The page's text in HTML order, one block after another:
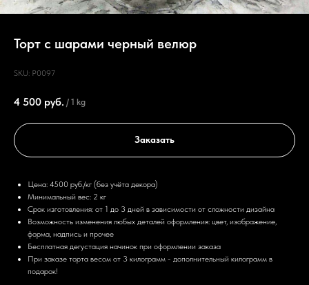
Торт с шарами черный велюр
SKU: P0097
4 500 руб. / 1 kg
Заказать
Цена: 4500 руб./кг (без учёта декора)
Минимальный вес: 2 кг
Срок изготовления: от 1 до 3 дней в зависимости от сложности дизайна
Возможность изменения любых деталей оформления: цвет, изображение,
форма, надпись и прочее
Бесплатная дегустация начинок при оформлении заказа
При заказе торта весом от 3 килограмм - дополнительный килограмм в
подарок!